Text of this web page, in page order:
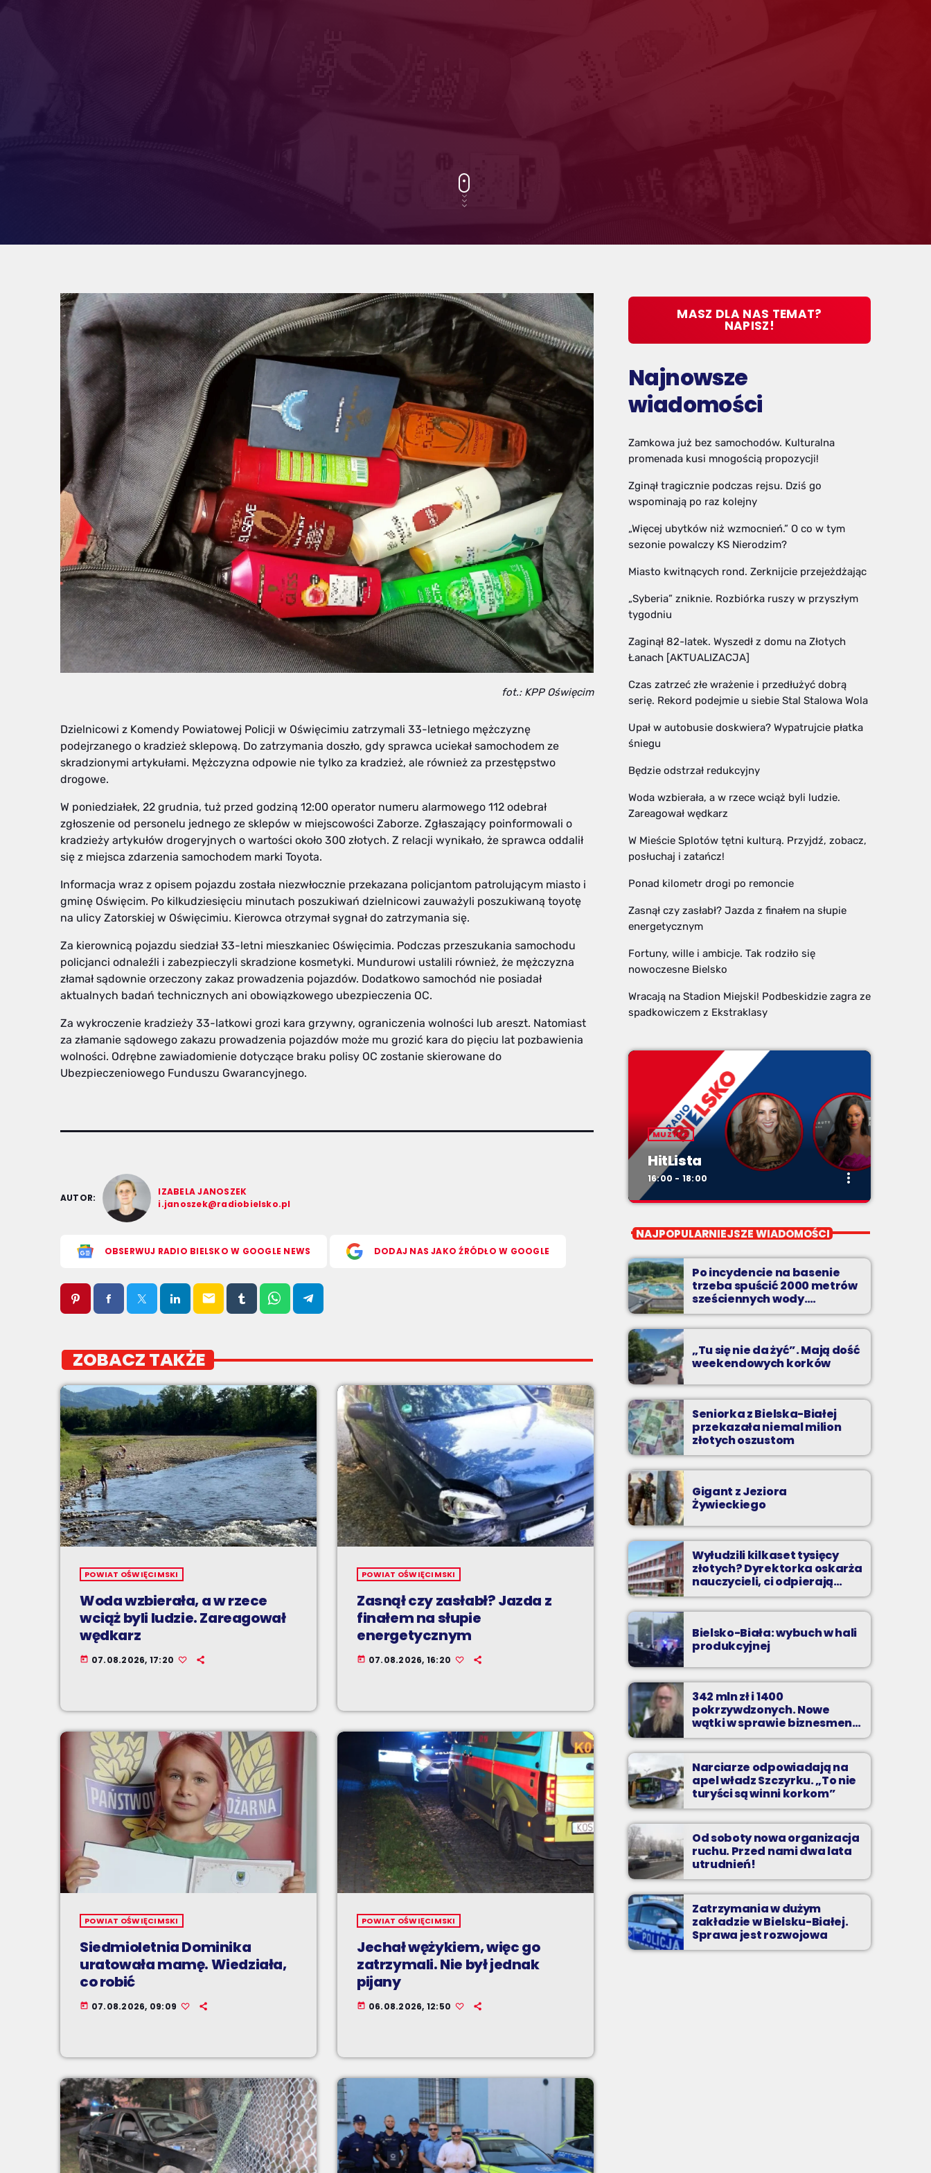
fot.: KPP Oświęcim
Dzielnicowi z Komendy Powiatowej Policji w Oświęcimiu zatrzymali 33-letniego mężczyznę
podejrzanego o kradzież sklepową. Do zatrzymania doszło, gdy sprawca uciekał samochodem ze
skradzionymi artykułami. Mężczyzna odpowie nie tylko za kradzież, ale również za przestępstwo
drogowe.
W poniedziałek, 22 grudnia, tuż przed godziną 12:00 operator numeru alarmowego 112 odebrał
zgłoszenie od personelu jednego ze sklepów w miejscowości Zaborze. Zgłaszający poinformowali o
kradzieży artykułów drogeryjnych o wartości około 300 złotych. Z relacji wynikało, że sprawca oddalił
się z miejsca zdarzenia samochodem marki Toyota.
Informacja wraz z opisem pojazdu została niezwłocznie przekazana policjantom patrolującym miasto i
gminę Oświęcim. Po kilkudziesięciu minutach poszukiwań dzielnicowi zauważyli poszukiwaną toyotę
na ulicy Zatorskiej w Oświęcimiu. Kierowca otrzymał sygnał do zatrzymania się.
Za kierownicą pojazdu siedział 33-letni mieszkaniec Oświęcimia. Podczas przeszukania samochodu
policjanci odnaleźli i zabezpieczyli skradzione kosmetyki. Mundurowi ustalili również, że mężczyzna
złamał sądownie orzeczony zakaz prowadzenia pojazdów. Dodatkowo samochód nie posiadał
aktualnych badań technicznych ani obowiązkowego ubezpieczenia OC.
Za wykroczenie kradzieży 33-latkowi grozi kara grzywny, ograniczenia wolności lub areszt. Natomiast
za złamanie sądowego zakazu prowadzenia pojazdów może mu grozić kara do pięciu lat pozbawienia
wolności. Odrębne zawiadomienie dotyczące braku polisy OC zostanie skierowane do
Ubezpieczeniowego Funduszu Gwarancyjnego.
AUTOR:
IZABELA JANOSZEK
i.janoszek@radiobielsko.pl
OBSERWUJ RADIO BIELSKO W GOOGLE NEWS DODAJ NAS JAKO ŹRÓDŁO W GOOGLE
email
ZOBACZ TAKŻE
POWIAT OŚWIĘCIMSKI
Woda wzbierała, a w rzece
wciąż byli ludzie. Zareagował
wędkarz
today 07.08.2026, 17:20
POWIAT OŚWIĘCIMSKI
Zasnął czy zasłabł? Jazda z
finałem na słupie
energetycznym
today 07.08.2026, 16:20
POWIAT OŚWIĘCIMSKI
Siedmioletnia Dominika
uratowała mamę. Wiedziała,
co robić
today 07.08.2026, 09:09
POWIAT OŚWIĘCIMSKI
Jechał wężykiem, więc go
zatrzymali. Nie był jednak
pijany
today 06.08.2026, 12:50
MASZ DLA NAS TEMAT?
NAPISZ!
Najnowsze
wiadomości
Zamkowa już bez samochodów. Kulturalna
promenada kusi mnogością propozycji!
Zginął tragicznie podczas rejsu. Dziś go
wspominają po raz kolejny
„Więcej ubytków niż wzmocnień.” O co w tym
sezonie powalczy KS Nierodzim?
Miasto kwitnących rond. Zerknijcie przejeżdżając
„Syberia” zniknie. Rozbiórka ruszy w przyszłym
tygodniu
Zaginął 82-latek. Wyszedł z domu na Złotych
Łanach [AKTUALIZACJA]
Czas zatrzeć złe wrażenie i przedłużyć dobrą
serię. Rekord podejmie u siebie Stal Stalowa Wola
Upał w autobusie doskwiera? Wypatrujcie płatka
śniegu
Będzie odstrzał redukcyjny
Woda wzbierała, a w rzece wciąż byli ludzie.
Zareagował wędkarz
W Mieście Splotów tętni kulturą. Przyjdź, zobacz,
posłuchaj i zatańcz!
Ponad kilometr drogi po remoncie
Zasnął czy zasłabł? Jazda z finałem na słupie
energetycznym
Fortuny, wille i ambicje. Tak rodziło się
nowoczesne Bielsko
Wracają na Stadion Miejski! Podbeskidzie zagra ze
spadkowiczem z Ekstraklasy
MUZYKA
HitLista
16:00 - 18:00 more_vert
HitLista
Podbeskidziu. A które są najpopularniejsze?
Możesz zdecydować sam!
NAJPOPULARNIEJSZE WIADOMOŚCI
Po incydencie na basenie
trzeba spuścić 2000 metrów
sześciennych wody.
„Ogromne koszty i ogromna
praca”
„Tu się nie da żyć”. Mają dość
weekendowych korków
Seniorka z Bielska-Białej
przekazała niemal milion
złotych oszustom
Gigant z Jeziora
Żywieckiego
Wyłudzili kilkaset tysięcy
złotych? Dyrektorka oskarża
nauczycieli, ci odpierają
zarzuty
Bielsko-Biała: wybuch w hali
produkcyjnej
342 mln zł i 1400
pokrzywdzonych. Nowe
wątki w sprawie biznesmena
z Bielska-Białej
Narciarze odpowiadają na
apel władz Szczyrku. „To nie
turyści są winni korkom”
Od soboty nowa organizacja
ruchu. Przed nami dwa lata
utrudnień!
Zatrzymania w dużym
zakładzie w Bielsku-Białej.
Sprawa jest rozwojowa